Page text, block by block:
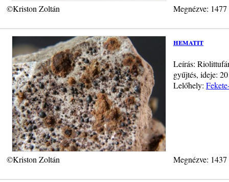
©Kriston Zoltán Megnézve:
hematit
Leírás:
gyűjtés, ideje:
Lelőhely:
©Kriston Zoltán Megnézve: